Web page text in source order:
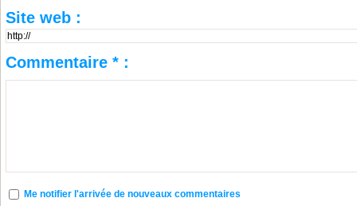
Site web :
Commentaire * :
Me notifier l'arrivée de nouveaux commentaires